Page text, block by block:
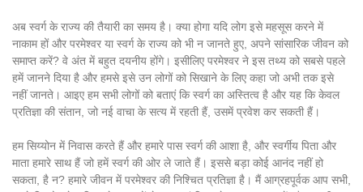
अब स्वर्ग के राज्य की तैयारी का समय है। क्या होगा यदि लोग इसे महसूस करने में
नाकाम हों और परमेश्वर या स्वर्ग के राज्य को भी न जानते हुए, अपने सांसारिक जीवन को
समाप्त करें? वे अंत में बहुत दयनीय होंगे। इसीलिए परमेश्वर ने इस तथ्य को सबसे पहले
हमें जानने दिया है और हमसे इसे उन लोगों को सिखाने के लिए कहा जो अभी तक इसे
नहीं जानते। आइए हम सभी लोगों को बताएं कि स्वर्ग का अस्तित्व है और यह कि केवल
प्रतिज्ञा की संतान, जो नई वाचा के सत्य में रहती हैं, उसमें प्रवेश कर सकती हैं।
हम सिय्योन में निवास करते हैं और हमारे पास स्वर्ग की आशा है, और स्वर्गीय पिता और
माता हमारे साथ हैं जो हमें स्वर्ग की ओर ले जाते हैं। इससे बड़ा कोई आनंद नहीं हो
सकता, है न? हमारे जीवन में परमेश्वर की निश्चित प्रतिज्ञा है। मैं आग्रहपूर्वक आप सभी,